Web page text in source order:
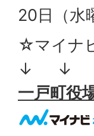
20日（水
☆マイナ
↓ ↓
一戸町役